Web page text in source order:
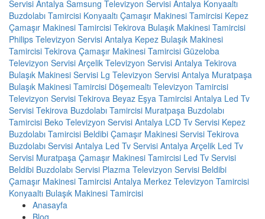
Servisi Antalya Samsung Televizyon Servisi Antalya Konyaaltı
Buzdolabı Tamircisi Konyaaltı Çamaşır Makinesi Tamircisi Kepez
Çamaşır Makinesi Tamircisi Tekirova Bulaşık Makinesi Tamircisi
Philips Televizyon Servisi Antalya Kepez Bulaşık Makinesi
Tamircisi Tekirova Çamaşır Makinesi Tamircisi Güzeloba
Televizyon Servisi Arçelik Televizyon Servisi Antalya Tekirova
Bulaşık Makinesi Servisi Lg Televizyon Servisi Antalya Muratpaşa
Bulaşık Makinesi Tamircisi Döşemealtı Televizyon Tamircisi
Televizyon Servisi Tekirova Beyaz Eşya Tamircisi Antalya Led Tv
Servisi Tekirova Buzdolabı Tamircisi Muratpaşa Buzdolabı
Tamircisi Beko Televizyon Servisi Antalya LCD Tv Servisi Kepez
Buzdolabı Tamircisi Beldibi Çamaşır Makinesi Servisi Tekirova
Buzdolabı Servisi Antalya Led Tv Servisi Antalya Arçelik Led Tv
Servisi Muratpaşa Çamaşır Makinesi Tamircisi Led Tv Servisi
Beldibi Buzdolabı Servisi Plazma Televizyon Servisi Beldibi
Çamaşır Makinesi Tamircisi Antalya Merkez Televizyon Tamircisi
Konyaaltı Bulaşık Makinesi Tamircisi
Anasayfa
Blog